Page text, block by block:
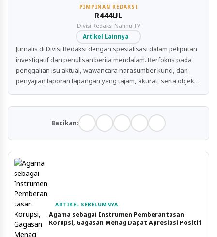
PIMPINAN REDAKSI
R444UL
Divisi Redaksi Nahnu TV
Artikel Lainnya
Jurnalis di Divisi Redaksi dengan spesialisasi dalam peliputan
investigatif dan penulisan berita mendalam. Berfokus pada
penggalian isu aktual, wawancara narasumber kunci, dan
penyajian laporan lapangan yang tajam, akurat, serta objektif
Bagikan:
ARTIKEL SEBELUMNYA
Agama sebagai Instrumen Pemberantasan
Korupsi, Gagasan Menag Dapat Apresiasi Positif